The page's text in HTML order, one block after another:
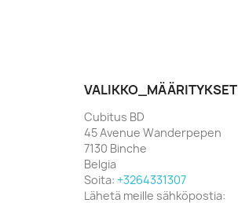
VALIKKO_MÄÄRITYKSET
Cubitus BD
45 Avenue Wanderpepen
7130 Binche
Belgia
Soita: +3264331307
Lähetä meille sähköpostia: